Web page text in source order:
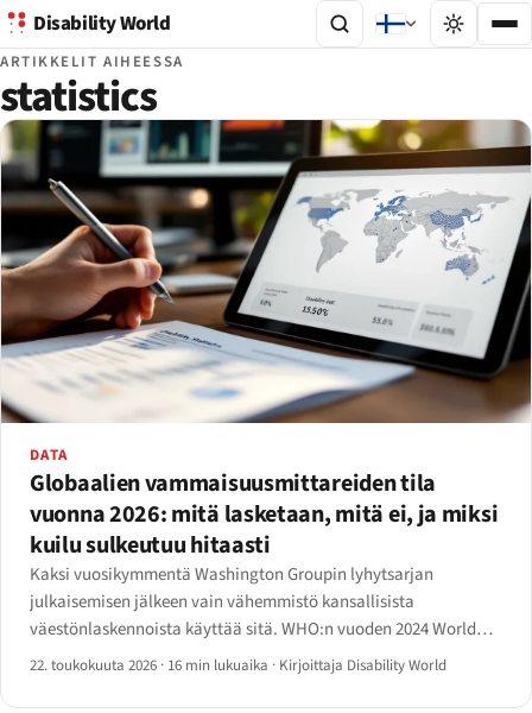
Disability World
ARTIKKELIT AIHEESSA
statistics
DATA
Globaalien vammaisuusmittareiden tila
vuonna 2026: mitä lasketaan, mitä ei, ja miksi
kuilu sulkeutuu hitaasti
Kaksi vuosikymmentä Washington Groupin lyhytsarjan
julkaisemisen jälkeen vain vähemmistö kansallisista
väestönlaskennoista käyttää sitä. WHO:n vuoden 2024 World
Report on Disability -päivitys ja YK DESA:n Disability Statistics
22. toukokuuta 2026 · 16 min lukuaika · Kirjoittaja Disability World